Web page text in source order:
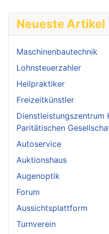
Neueste Artikel
Maschinenbautechnik
Lohnsteuerzahler
Heilpraktiker
Freizeitkünstler
Dienstleistungszentrum
Paritätischen
Autoservice
Auktionshaus
Augenoptik
Forum
Aussichtsplattform
Turnverein